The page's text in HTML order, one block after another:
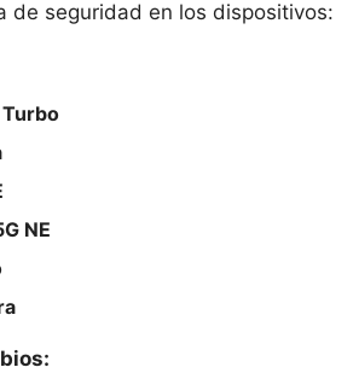
de seguridad en los dispositivos:
Turbo
NE